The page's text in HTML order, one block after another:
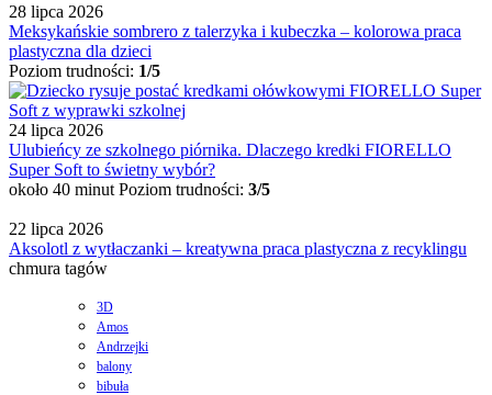
28 lipca 2026
Meksykańskie sombrero z talerzyka i kubeczka – kolorowa praca
plastyczna dla dzieci
Poziom trudności: 1/5
24 lipca 2026
Ulubieńcy ze szkolnego piórnika. Dlaczego kredki FIORELLO
Super Soft to świetny wybór?
około 40 minut Poziom trudności: 3/5
22 lipca 2026
Aksolotl z wytłaczanki – kreatywna praca plastyczna z recyklingu
chmura tagów
3D
Amos
Andrzejki
balony
bibuła